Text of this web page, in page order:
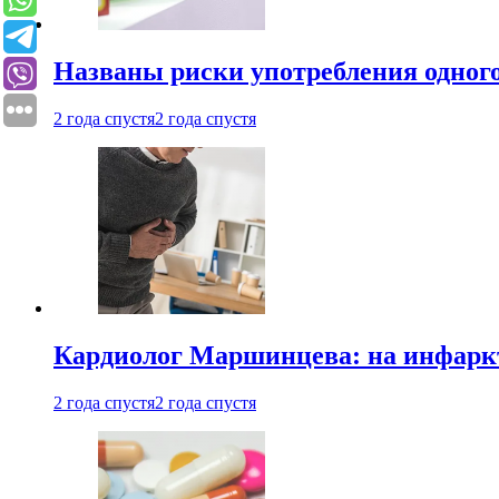
Названы риски употребления
2 года спустя2 года спустя
Кардиолог Маршинцева: на
2 года спустя2 года спустя